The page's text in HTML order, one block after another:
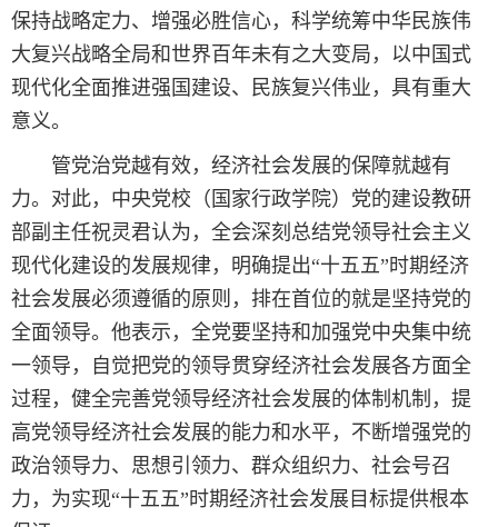
保持战略定力、增强必胜信心，科学统筹中华民族伟
大复兴战略全局和世界百年未有之大变局，以中国式
现代化全面推进强国建设、民族复兴伟业，具有重大
意义。
管党治党越有效，经济社会发展的保障就越有
力。对此，中央党校（国家行政学院）党的建设教研
部副主任祝灵君认为，全会深刻总结党领导社会主义
现代化建设的发展规律，明确提出“十五五”时期经济
社会发展必须遵循的原则，排在首位的就是坚持党的
全面领导。他表示，全党要坚持和加强党中央集中统
一领导，自觉把党的领导贯穿经济社会发展各方面全
过程，健全完善党领导经济社会发展的体制机制，提
高党领导经济社会发展的能力和水平，不断增强党的
政治领导力、思想引领力、群众组织力、社会号召
力，为实现“十五五”时期经济社会发展目标提供根本